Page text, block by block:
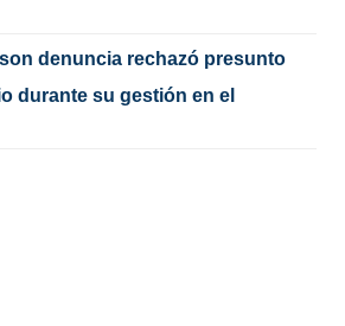
denuncia rechazó presunto
durante su gestión en el